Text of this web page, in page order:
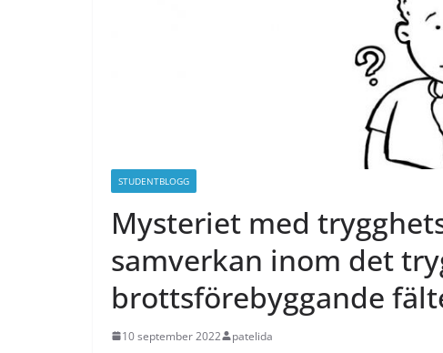
STUDENTBLOGG
Mysteriet med
samverkan inom det
brottsförebyggande
10 september 2022 patelida